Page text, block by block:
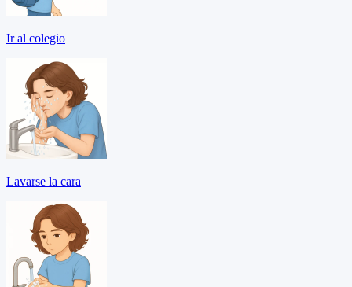
Ir al colegio
Lavarse la cara